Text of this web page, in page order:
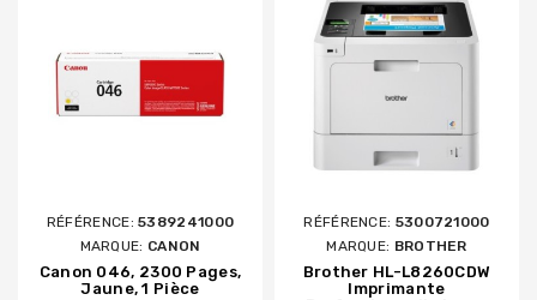
RÉFÉRENCE:5389241000
MARQUE: CANON
Canon 046, 2300 Pages,
Jaune, 1 Pièce
RÉFÉRENCE: 5300721000
MARQUE: BROTHER
Brother HL-L8260CDW
Imprimante